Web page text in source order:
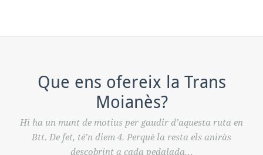
Que ens ofereix la Trans
Moianès?
Hi ha un munt de motius per gaudir d’aquesta ruta en
Btt. De fet, té’n diem 4. Perquè la resta els aniràs
descobrint a cada pedalada…